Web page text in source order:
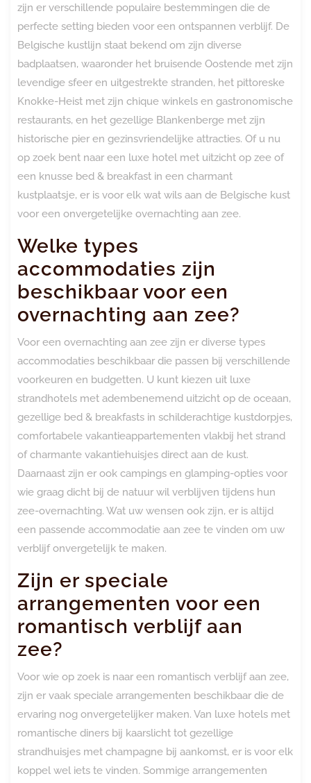
zijn er verschillende populaire bestemmingen die de
perfecte setting bieden voor een ontspannen verblijf. De
Belgische kustlijn staat bekend om zijn diverse
badplaatsen, waaronder het bruisende Oostende met zijn
levendige sfeer en uitgestrekte stranden, het pittoreske
Knokke-Heist met zijn chique winkels en gastronomische
restaurants, en het gezellige Blankenberge met zijn
historische pier en gezinsvriendelijke attracties. Of u nu
op zoek bent naar een luxe hotel met uitzicht op zee of
een knusse bed & breakfast in een charmant
kustplaatsje, er is voor elk wat wils aan de Belgische kust
voor een onvergetelijke overnachting aan zee.
Welke types
accommodaties zijn
beschikbaar voor een
overnachting aan zee?
Voor een overnachting aan zee zijn er diverse types
accommodaties beschikbaar die passen bij verschillende
voorkeuren en budgetten. U kunt kiezen uit luxe
strandhotels met adembenemend uitzicht op de oceaan,
gezellige bed & breakfasts in schilderachtige kustdorpjes,
comfortabele vakantieappartementen vlakbij het strand
of charmante vakantiehuisjes direct aan de kust.
Daarnaast zijn er ook campings en glamping-opties voor
wie graag dicht bij de natuur wil verblijven tijdens hun
zee-overnachting. Wat uw wensen ook zijn, er is altijd
een passende accommodatie aan zee te vinden om uw
verblijf onvergetelijk te maken.
Zijn er speciale
arrangementen voor een
romantisch verblijf aan
zee?
Voor wie op zoek is naar een romantisch verblijf aan zee,
zijn er vaak speciale arrangementen beschikbaar die de
ervaring nog onvergetelijker maken. Van luxe hotels met
romantische diners bij kaarslicht tot gezellige
strandhuisjes met champagne bij aankomst, er is voor elk
koppel wel iets te vinden. Sommige arrangementen